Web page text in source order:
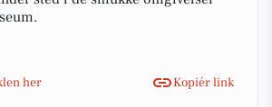
her
Kopiér link